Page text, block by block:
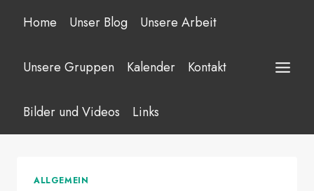
InhaltHome Unser Blog Unsere Arbeit
Unsere Gruppen Kalender Kontakt
Bilder und Videos Links
ALLGEMEIN